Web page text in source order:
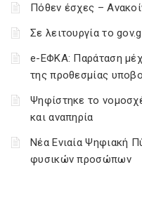
Πόθεν έσχες –
Σε λειτουργία το
e-ΕΦΚΑ: Παράταση
της προθεσμίας
Ψηφίστηκε το
και αναπηρία
Νέα Ενιαία Ψηφιακή
φυσικών προσώπων